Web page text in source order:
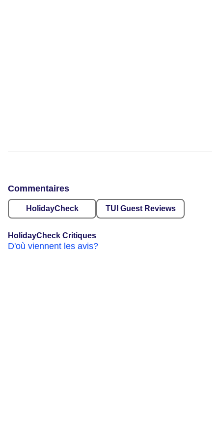
Commentaires
HolidayCheck TUI Guest Reviews
HolidayCheck Critiques
D'où viennent les avis?